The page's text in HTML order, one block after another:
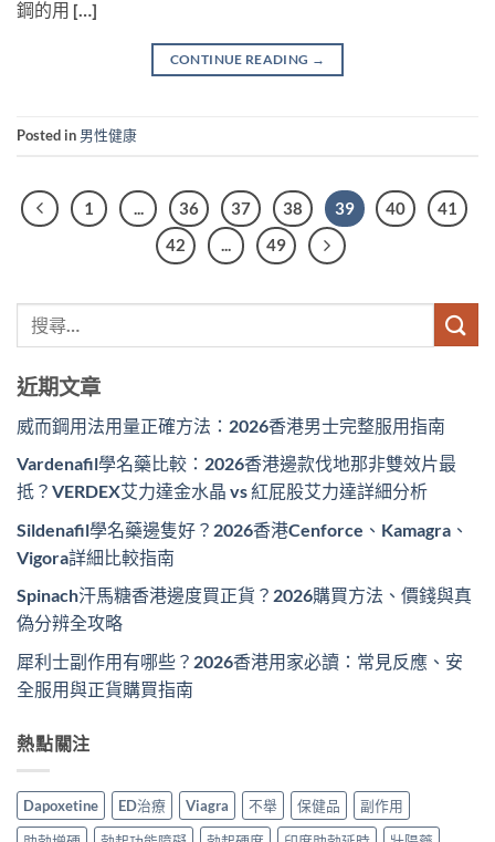
鋼的用 […]
CONTINUE READING →
Posted in 男性健康
1 36 37 38 39 40
41
42
... 49
近期文章
威而鋼用法用量正確方法：2026香港男士完整服用指南
Vardenafil學名藥比較：2026香港邊款伐地那非雙效片最
抵？VERDEX艾力達金水晶 vs 紅屁股艾力達詳細分析
Sildenafil學名藥邊隻好？2026香港Cenforce、Kamagra、
Vigora詳細比較指南
Spinach汗馬糖香港邊度買正貨？2026購買方法、價錢與真
偽分辨全攻略
犀利士副作用有哪些？2026香港用家必讀：常見反應、安
全服用與正貨購買指南
熱點關注
Dapoxetine ED治療 Viagra 不舉 保健品
副作用